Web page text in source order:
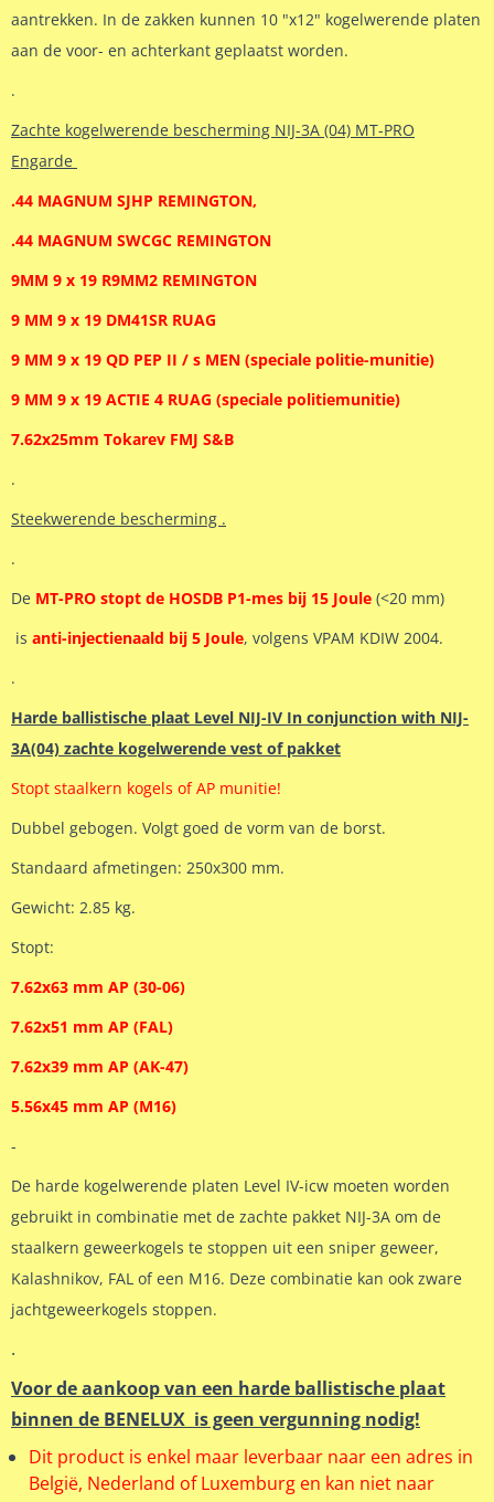
aantrekken. In de zakken kunnen 10 "x12" kogelwerende platen
aan de voor- en achterkant geplaatst worden.
.
Zachte kogelwerende bescherming NIJ-3A (04) MT-PRO
Engarde
.44 MAGNUM SJHP REMINGTON,
.44 MAGNUM SWCGC REMINGTON
9MM 9 x 19 R9MM2 REMINGTON
9 MM 9 x 19 DM41SR RUAG
9 MM 9 x 19 QD PEP II / s MEN (speciale politie-munitie)
9 MM 9 x 19 ACTIE 4 RUAG (speciale politiemunitie)
7.62x25mm Tokarev FMJ S&B
.
Steekwerende bescherming .
.
De MT-PRO stopt de HOSDB P1-mes bij 15 Joule (<20 mm)
is anti-injectienaald bij 5 Joule, volgens VPAM KDIW 2004.
.
Harde ballistische plaat Level NIJ-IV In conjunction with NIJ-
3A(04) zachte kogelwerende vest of pakket
Stopt staalkern kogels of AP munitie!
Dubbel gebogen. Volgt goed de vorm van de borst.
Standaard afmetingen: 250x300 mm.
Gewicht: 2.85 kg.
Stopt:
7.62x63 mm AP (30-06)
7.62x51 mm AP (FAL)
7.62x39 mm AP (AK-47)
5.56x45 mm AP (M16)
-
De harde kogelwerende platen Level IV-icw moeten worden
gebruikt in combinatie met de zachte pakket NIJ-3A om de
staalkern geweerkogels te stoppen uit een sniper geweer,
Kalashnikov, FAL of een M16. Deze combinatie kan ook zware
jachtgeweerkogels stoppen.
.
Voor de aankoop van een harde ballistische plaat
binnen de BENELUX is geen vergunning nodig!
Dit product is enkel maar leverbaar naar een adres in
België, Nederland of Luxemburg en kan niet naar